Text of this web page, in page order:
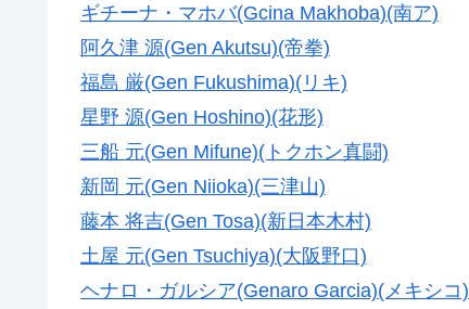
ギチーナ・マホバ(Gcina Makhoba)(南ア)
阿久津 源(Gen Akutsu)(帝拳)
福島 厳(Gen Fukushima)(リキ)
星野 源(Gen Hoshino)(花形)
三船 元(Gen Mifune)(トクホン真闘)
新岡 元(Gen Niioka)(三津山)
藤本 将吉(Gen Tosa)(新日本木村)
土屋 元(Gen Tsuchiya)(大阪野口)
ヘナロ・ガルシア(Genaro Garcia)(メキシコ)